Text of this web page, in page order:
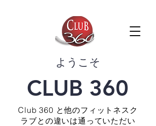
​ようこそ
CLUB 360
Club 360 と他のフィットネスク
ラブとの違いは通っていただい